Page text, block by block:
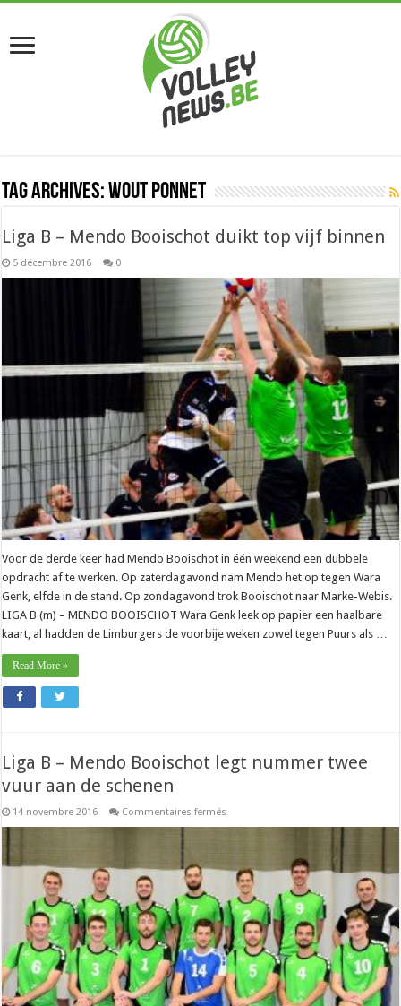
Tag Archives:Wout Ponnet
Liga B – Mendo Booischot duikt top vijf binnen
5 décembre 2016 0
Voor de derde keer had Mendo Booischot in één weekend een dubbele
opdracht af te werken. Op zaterdagavond nam Mendo het op tegen Wara
Genk, elfde in de stand. Op zondagavond trok Booischot naar Marke-Webis.
LIGA B (m) – MENDO BOOISCHOT Wara Genk leek op papier een haalbare
kaart, al hadden de Limburgers de voorbije weken zowel tegen Puurs als …
Read More »
Liga B – Mendo Booischot legt nummer twee
vuur aan de schenen
14 novembre 2016 Commentaires fermés
Booischot
legt
nummer
twee
vuur
aan
de
schenen